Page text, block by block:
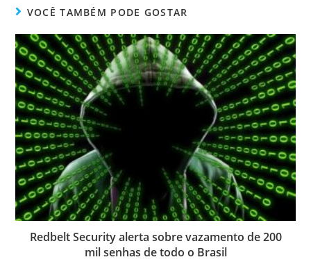
VOCÊ TAMBÉM PODE GOSTAR
Redbelt Security alerta sobre vazamento de 200
mil senhas de todo o Brasil